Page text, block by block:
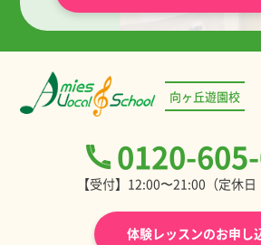
向ヶ丘遊園校
0120-
【受付】12:00〜21:00（定休日
体験レッスンのお申し